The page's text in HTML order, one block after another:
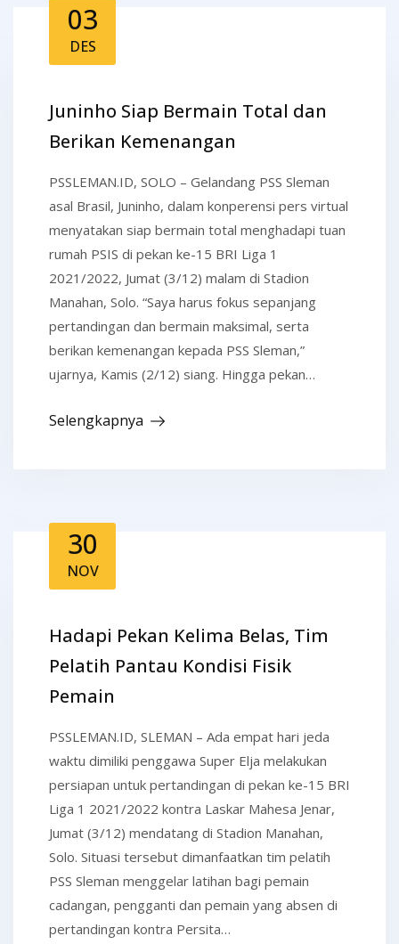
03
DES
Juninho Siap Bermain Total dan
Berikan Kemenangan
PSSLEMAN.ID, SOLO – Gelandang PSS Sleman
asal Brasil, Juninho, dalam konperensi pers virtual
menyatakan siap bermain total menghadapi tuan
rumah PSIS di pekan ke-15 BRI Liga 1
2021/2022, Jumat (3/12) malam di Stadion
Manahan, Solo. “Saya harus fokus sepanjang
pertandingan dan bermain maksimal, serta
berikan kemenangan kepada PSS Sleman,”
ujarnya, Kamis (2/12) siang. Hingga pekan…
Selengkapnya
30
NOV
Hadapi Pekan Kelima Belas, Tim
Pelatih Pantau Kondisi Fisik
Pemain
PSSLEMAN.ID, SLEMAN – Ada empat hari jeda
waktu dimiliki penggawa Super Elja melakukan
persiapan untuk pertandingan di pekan ke-15 BRI
Liga 1 2021/2022 kontra Laskar Mahesa Jenar,
Jumat (3/12) mendatang di Stadion Manahan,
Solo. Situasi tersebut dimanfaatkan tim pelatih
PSS Sleman menggelar latihan bagi pemain
cadangan, pengganti dan pemain yang absen di
pertandingan kontra Persita…